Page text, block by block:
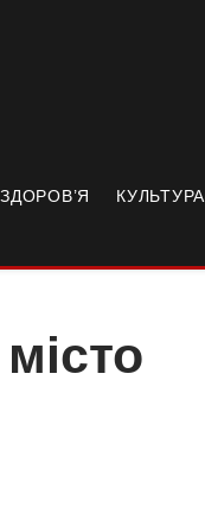
ЗДОРОВ’Я КУЛЬТУРА